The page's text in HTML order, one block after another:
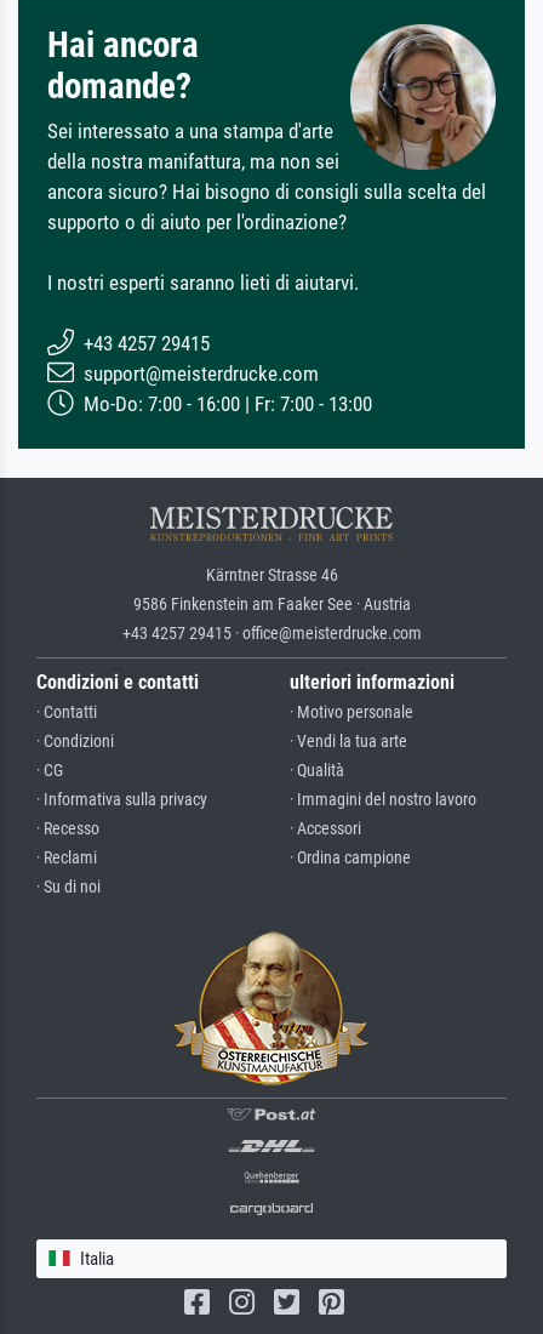
Hai ancora
domande?
Sei interessato a una stampa d'arte
della nostra manifattura, ma non sei
ancora sicuro? Hai bisogno di consigli sulla scelta del
supporto o di aiuto per l'ordinazione?
I nostri esperti saranno lieti di aiutarvi.
+43 4257 29415
support@meisterdrucke.com
Mo-Do: 7:00 - 16:00 | Fr: 7:00 - 13:00
Kärntner Strasse 46
9586 Finkenstein am Faaker See · Austria
+43 4257 29415 · office@meisterdrucke.com
Condizioni e contatti
· Contatti
· Condizioni
· CG
· Informativa sulla privacy
· Recesso
· Reclami
· Su di noi
ulteriori informazioni
· Motivo personale
· Vendi la tua arte
· Qualità
· Immagini del nostro lavoro
· Accessori
· Ordina campione
Italia